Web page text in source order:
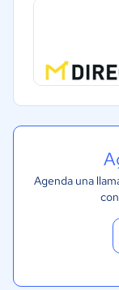
Agenda una